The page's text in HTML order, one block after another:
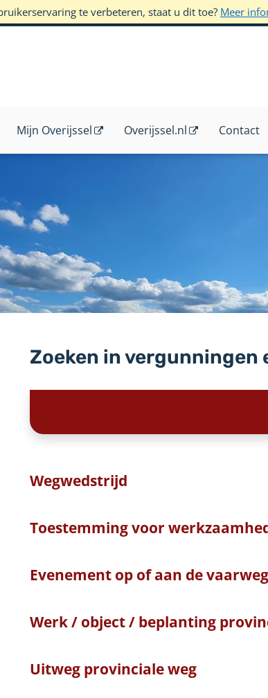
te verbeteren, staat u dit toe? Meer
Mijn Overijssel Overijssel.nl Contact
Zoeken in vergunningen
Wegwedstrijd
Toestemming voor
Evenement op of aan de vaarweg
Werk / object / beplanting
Uitweg provinciale weg